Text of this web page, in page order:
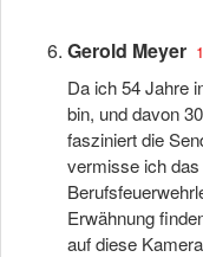
Gerold Meyer
Da ich 54 Jahre
bin, und davon
fasziniert die
vermisse ich das
Erwähnung
auf diese